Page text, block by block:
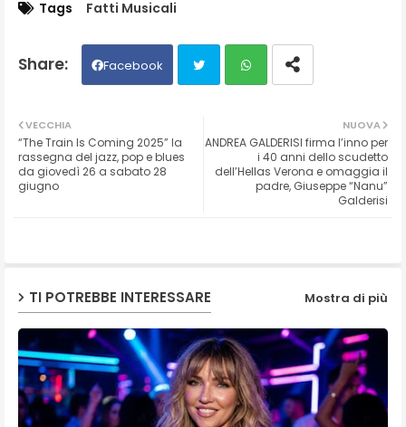
Tags Fatti Musicali
Facebook
ter ats
NUOVA
ANDREA GALDERISI firma l’inno per
i 40 anni dello scudetto
dell’Hellas Verona e omaggia il
padre, Giuseppe “Nanu”
Galderisi
VECCHIA
“The Train Is Coming 2025” la
rassegna del jazz, pop e blues
da giovedì 26 a sabato 28
giugno
TI POTREBBE INTERESSARE Mostra di più